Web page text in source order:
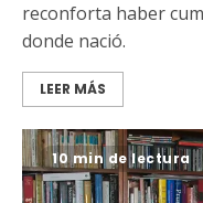
reconforta haber
donde nació.
LEER MÁS
10 min de lectura